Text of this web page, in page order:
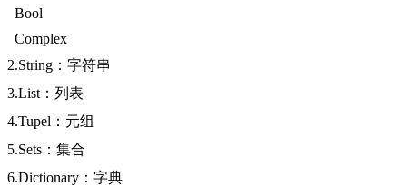
Bool
Complex
2.String：字符串
3.List：列表
4.Tupel：元组
5.Sets：集合
6.Dictionary：字典